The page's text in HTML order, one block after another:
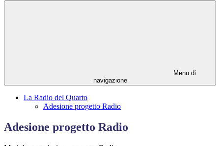
Menu di
navigazione
La Radio del Quarto
Adesione progetto Radio
Adesione progetto Radio